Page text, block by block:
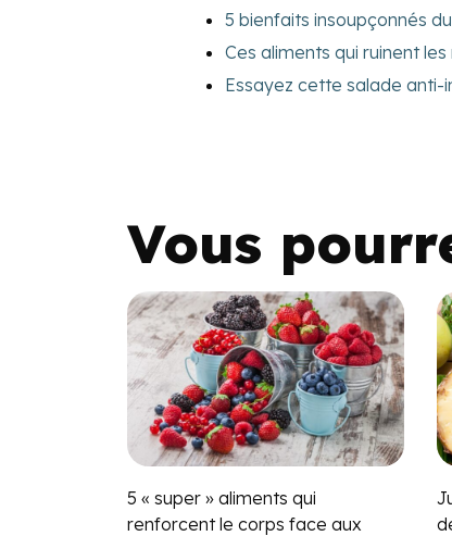
5 bienfaits insoupçonnés
Ces aliments qui ruinent
Essayez cette salade
Vous
5 « super » aliments qui
renforcent le corps face aux